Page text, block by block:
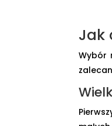
Jak
Wybór